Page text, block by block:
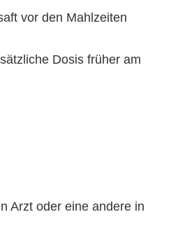
vor den Mahlzeiten
Dosis früher am
Arzt oder eine andere in